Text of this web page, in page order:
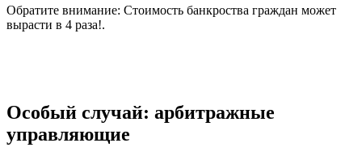
Обратите внимание: Стоимость банкроства граждан может
вырасти в 4 раза!.
Особый случай: арбитражные
управляющие